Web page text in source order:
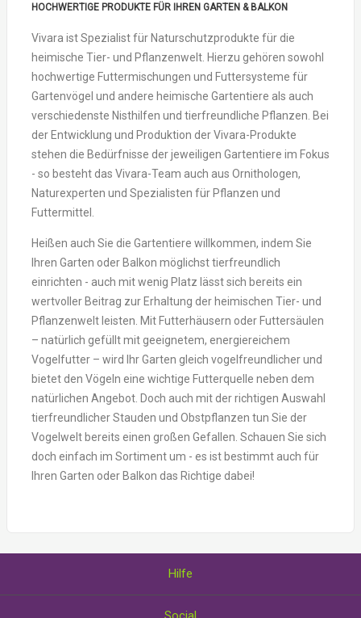
HOCHWERTIGE PRODUKTE FÜR IHREN GARTEN & BALKON
Vivara ist Spezialist für Naturschutzprodukte für die
heimische Tier- und Pflanzenwelt. Hierzu gehören sowohl
hochwertige Futtermischungen und Futtersysteme für
Gartenvögel und andere heimische Gartentiere als auch
verschiedenste Nisthilfen und tierfreundliche Pflanzen. Bei
der Entwicklung und Produktion der Vivara-Produkte
stehen die Bedürfnisse der jeweiligen Gartentiere im Fokus
- so besteht das Vivara-Team auch aus Ornithologen,
Naturexperten und Spezialisten für Pflanzen und
Futtermittel.
Heißen auch Sie die Gartentiere willkommen, indem Sie
Ihren Garten oder Balkon möglichst tierfreundlich
einrichten - auch mit wenig Platz lässt sich bereits ein
wertvoller Beitrag zur Erhaltung der heimischen Tier- und
Pflanzenwelt leisten. Mit Futterhäusern oder Futtersäulen
– natürlich gefüllt mit geeignetem, energiereichem
Vogelfutter – wird Ihr Garten gleich vogelfreundlicher und
bietet den Vögeln eine wichtige Futterquelle neben dem
natürlichen Angebot. Doch auch mit der richtigen Auswahl
tierfreundlicher Stauden und Obstpflanzen tun Sie der
Vogelwelt bereits einen großen Gefallen. Schauen Sie sich
doch einfach im Sortiment um - es ist bestimmt auch für
Ihren Garten oder Balkon das Richtige dabei!
Hilfe